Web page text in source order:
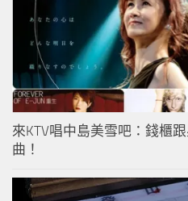
來KTV唱中島美雪吧：錢櫃
曲！